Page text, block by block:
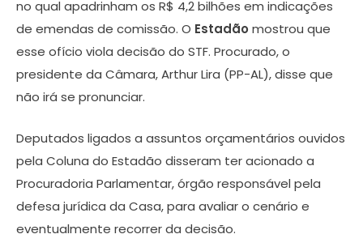
no qual apadrinham os R$ 4,2 bilhões em indicações
de emendas de comissão. O Estadão mostrou que
esse ofício viola decisão do STF. Procurado, o
presidente da Câmara, Arthur Lira (PP-AL), disse que
não irá se pronunciar.
Deputados ligados a assuntos orçamentários ouvidos
pela Coluna do Estadão disseram ter acionado a
Procuradoria Parlamentar, órgão responsável pela
defesa jurídica da Casa, para avaliar o cenário e
eventualmente recorrer da decisão.